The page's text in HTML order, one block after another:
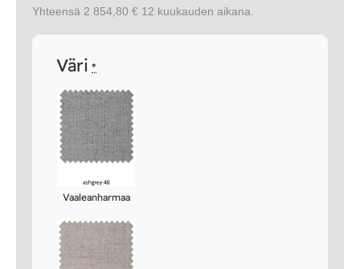
Yhteensä 2 854,80 € 12 kuukauden aikana.
Väri *
Vaaleanharmaa